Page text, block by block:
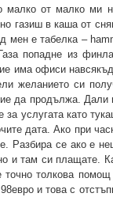
малко от малко ми
газиш в каша от
мен е табелка –
попадне из
има офиси
желанието си
да продължа. Дали
услугата като
дата. Ако при
Разбира се ако е
и там си плащате.
точно толкова
и това с